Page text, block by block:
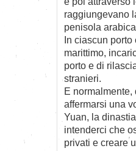
raggiungevano
penisola
In ciascun porto
marittimo,
porto e di
stranieri.
E
affermarsi una
Yuan, la
intenderci che
privati e creare